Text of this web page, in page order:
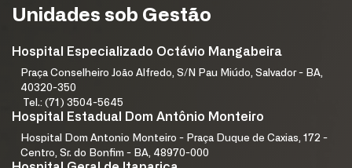
Unidades sob Gestão
Hospital Especializado Octávio Mangabeira
Praça Conselheiro João Alfredo, S/N Pau Miúdo, Salvador - BA,
40320-350
Tel.: (71) 3504-5645
Hospital Estadual Dom Antônio Monteiro
Hospital Dom Antonio Monteiro - Praça Duque de Caxias, 172 -
Centro, Sr. do Bonfim - BA, 48970-000